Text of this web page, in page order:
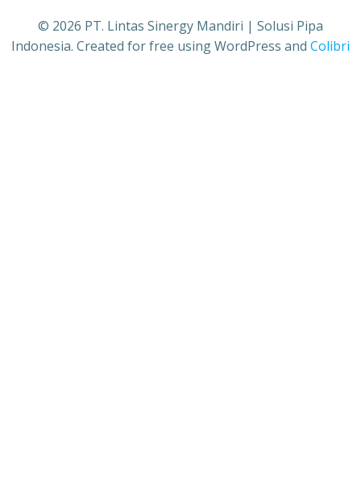
© 2026 PT. Lintas Sinergy Mandiri | Solusi Pipa
Indonesia. Created for free using WordPress and Colibri